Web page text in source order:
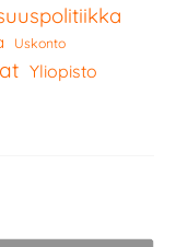
Uskonto
Yliopisto